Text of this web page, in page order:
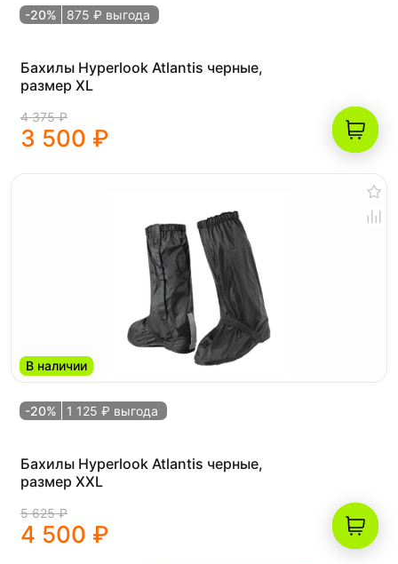
-20% 875 ₽ выгода
Бахилы Hyperlook Atlantis черные,
размер XL
4 375 ₽
3 500 ₽
В наличии
-20% 1 125 ₽ выгода
Бахилы Hyperlook Atlantis черные,
размер XXL
5 625 ₽
4 500 ₽